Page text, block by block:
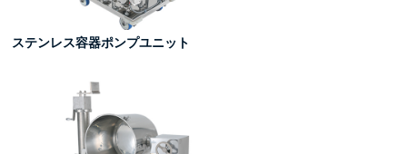
ステンレス容器ポンプユニット